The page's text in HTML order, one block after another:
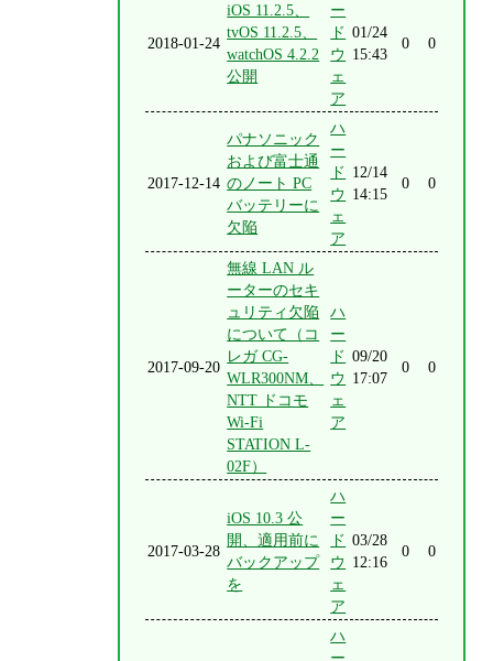
2018-01-24
iOS 11.2.5、
tvOS 11.2.5、
watchOS 4.2.2
公開
ー
ド
ウ
ェ
ア
01/24
15:43
0 0
2017-12-14
パナソニック
および富士通
のノート PC
バッテリーに
欠陥
ハ
ー
ド
ウ
ェ
ア
12/14
14:15
0 0
2017-09-20
無線 LAN ル
ーターのセキ
ュリティ欠陥
について（コ
レガ CG-
WLR300NM、
NTT ドコモ
Wi-Fi
STATION L-
02F）
ハ
ー
ド
ウ
ェ
ア
09/20
17:07
0 0
2017-03-28
iOS 10.3 公
開、適用前に
バックアップ
を
ハ
ー
ド
ウ
ェ
ア
03/28
12:16
0 0
ハ